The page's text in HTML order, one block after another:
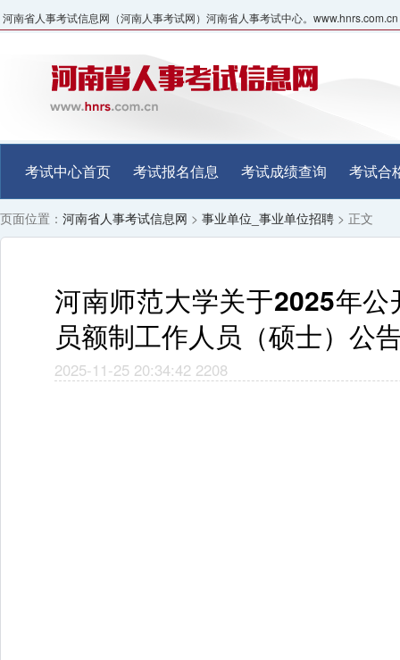
河南省人事考试信息网（河南人事考试网）河南省人事考试中心。www.hnrs.com.cn
考试中心首页 考试报名信息 考试成绩查询 考试合
页面位置： 河南省人事考试信息网 > 事业单位_事业单位招聘 > 正文
河南师范大学关于2025年
员额制工作人员（硕士）公
2025-11-25 20:34:42 2208